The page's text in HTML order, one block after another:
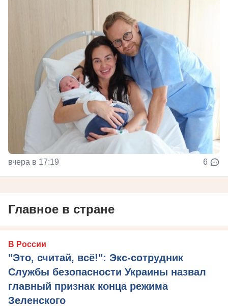
вчера в 17:19 6
Главное в стране
В России
"Это, считай, всё!": Экс-сотрудник
Службы безопасности Украины назвал
главный признак конца режима
Зеленского